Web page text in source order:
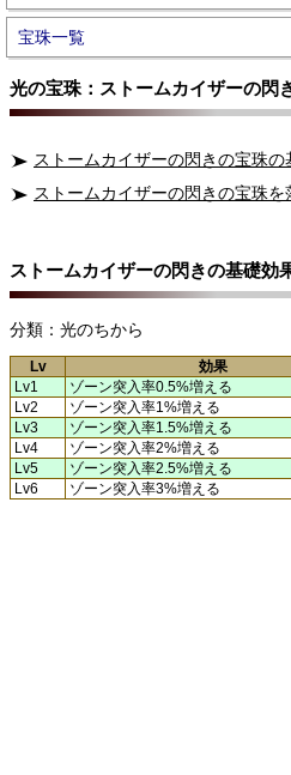
宝珠一覧
光の宝珠：ストームカイザーの閃
ストームカイザーの閃きの宝珠の
ストームカイザーの閃きの宝珠
ストームカイザーの閃きの基礎効
分類：光のちから
Lv 効果
Lv1
ゾーン突入率0.5%増える
Lv2
ゾーン突入率1%増える
Lv3
ゾーン突入率1.5%増える
Lv4
ゾーン突入率2%増える
Lv5
ゾーン突入率2.5%増える
Lv6
ゾーン突入率3%増える